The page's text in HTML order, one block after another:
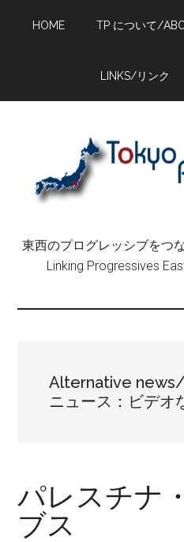
HOME TP について/
LINKS/リンク
東西のプログレッシブ
Linking Progressives
Alternative
ニュース：ビデオ
パレスチナ
ブス